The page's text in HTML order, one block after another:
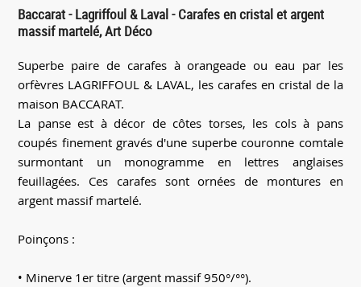
Baccarat - Lagriffoul & Laval - Carafes en cristal et argent
massif martelé, Art Déco
Superbe paire de carafes à orangeade ou eau par les
orfèvres LAGRIFFOUL & LAVAL, les carafes en cristal de la
maison BACCARAT.
La panse est à décor de côtes torses, les cols à pans
coupés finement gravés d'une superbe couronne comtale
surmontant un monogramme en lettres anglaises
feuillagées. Ces carafes sont ornées de montures en
argent massif martelé.
Poinçons :
• Minerve 1er titre (argent massif 950°/°°).